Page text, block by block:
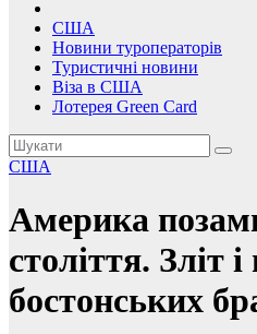
США
Новини туроператорів
Туристичні новини
Віза в США
Лотерея Green Card
США
Америка
століття. Зліт
бостонських